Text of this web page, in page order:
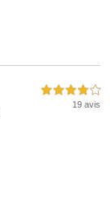
4,0 étoiles sur 5
19 avis